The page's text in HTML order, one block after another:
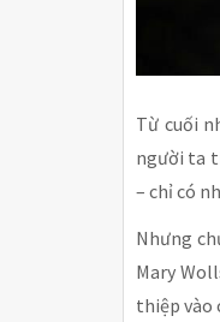
Từ cuối
người ta
– chỉ có
Nhưng
Mary
thiệp vào